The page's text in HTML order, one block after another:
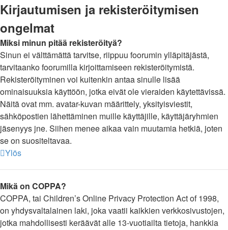
Kirjautumisen ja rekisteröitymisen
ongelmat
Miksi minun pitää rekisteröityä?
Sinun ei välttämättä tarvitse, riippuu foorumin ylläpitäjästä,
tarvitaanko foorumilla kirjoittamiseen rekisteröitymistä.
Rekisteröityminen voi kuitenkin antaa sinulle lisää
ominaisuuksia käyttöön, jotka eivät ole vieraiden käytettävissä.
Näitä ovat mm. avatar-kuvan määrittely, yksityisviestit,
sähköpostien lähettäminen muille käyttäjille, käyttäjäryhmien
jäsenyys jne. Siihen menee aikaa vain muutamia hetkiä, joten
se on suositeltavaa.
Ylös
Mikä on COPPA?
COPPA, tai Children’s Online Privacy Protection Act of 1998,
on yhdysvaltalainen laki, joka vaatii kaikkien verkkosivustojen,
jotka mahdollisesti keräävät alle 13-vuotiailta tietoja, hankkia